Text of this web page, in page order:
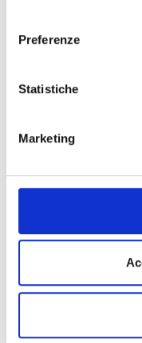
Preferenze
Statistiche
Marketing
ART: 0816710
Set Morsetto
35 (Conf 20pz)